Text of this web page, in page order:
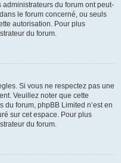
du forum ont peut-
le forum concerné, ou seuls
autorisation. Pour plus
du forum.
Si vous ne respectez pas une
Veuillez noter que cette
du forum, phpBB Limited n’est en
sur cet espace. Pour plus
du forum.